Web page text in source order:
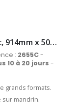
Rouleau de papier Jet d'Encre blanc, 914mm x 50m, 80 g/m²
: 2655C-
10 à 20 jours -
grands formats.
sur mandrin.